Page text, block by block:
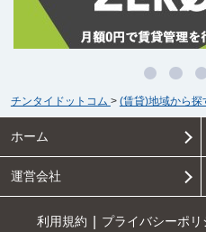
チンタイドットコム > (賃貸)地域から探
ホーム
運営会社
利用規約 プライバシーポリ